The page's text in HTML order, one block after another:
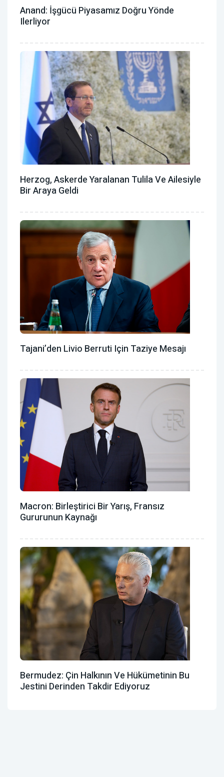
Anand: İşgücü Piyasamız Doğru Yönde
Ilerliyor
Herzog, Askerde Yaralanan Tulila Ve Ailesiyle
Bir Araya Geldi
Tajani’den Livio Berruti Için Taziye Mesajı
Macron: Birleştirici Bir Yarış, Fransız
Gururunun Kaynağı
Bermudez: Çin Halkının Ve Hükümetinin Bu
Jestini Derinden Takdir Ediyoruz